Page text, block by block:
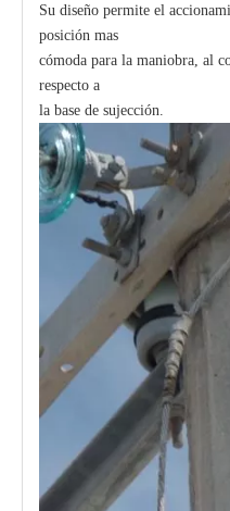
Su diseño permite el
posición mas
cómoda para la maniobra, al
respecto a
la base de sujección.